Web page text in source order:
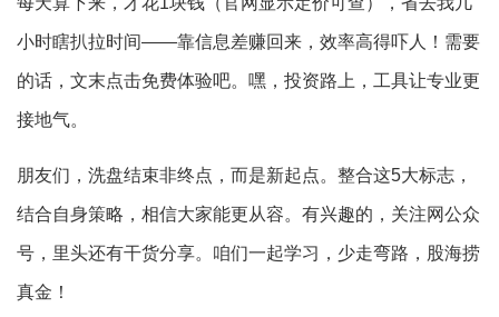
小时瞎扒拉时间——靠信息差赚回来，效率高得吓人！需要
的话，文末点击免费体验吧。嘿，投资路上，工具让专业更
接地气。
朋友们，洗盘结束非终点，而是新起点。整合这5大标志，
结合自身策略，相信大家能更从容。有兴趣的，关注网公众
号，里头还有干货分享。咱们一起学习，少走弯路，股海捞
真金！